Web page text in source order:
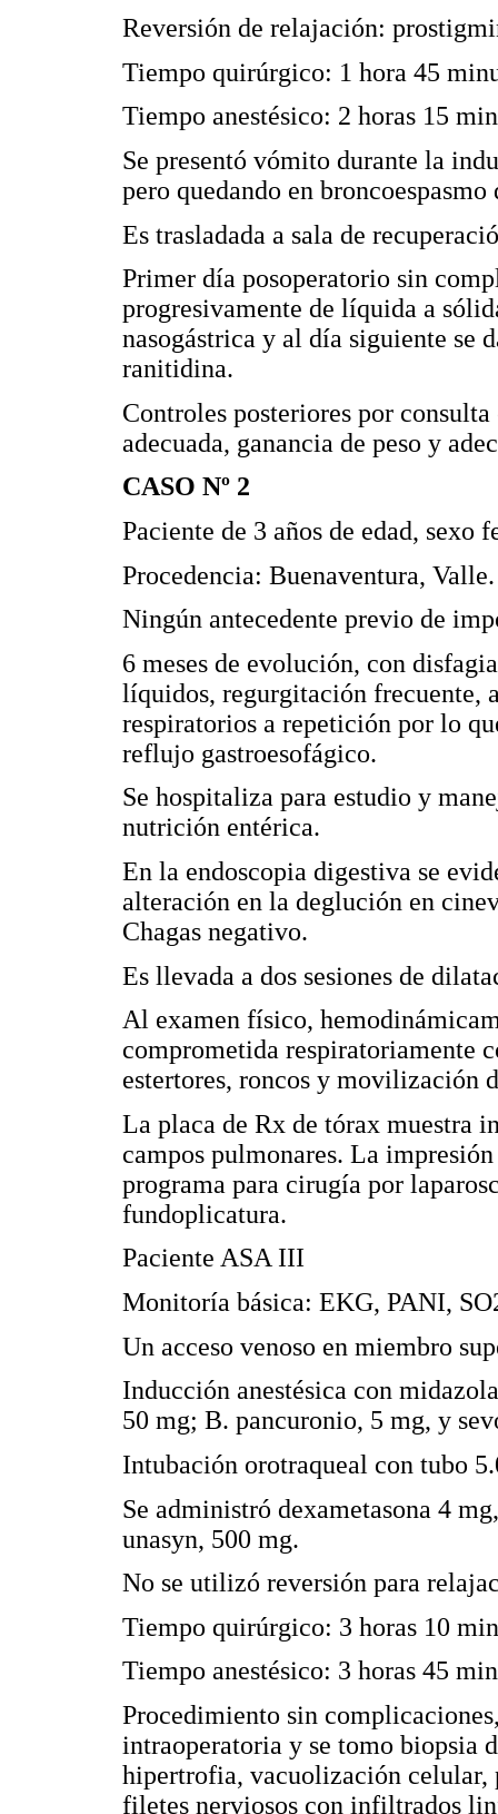
Reversión de relajación:
Tiempo quirúrgico: 1 hora 45
Tiempo anestésico: 2 horas 15
Se presentó vómito durante la
pero quedando en
Es trasladada a sala de
Primer día posoperatorio sin
progresivamente de líquida a
nasogástrica y al día siguiente se
ranitidina.
Controles posteriores por
adecuada, ganancia de peso y
CASO Nº 2
Paciente de 3 años de edad, sexo
Procedencia: Buenaventura, Valle.
Ningún antecedente previo de
6 meses de evolución, con
líquidos, regurgitación frecuente,
respiratorios a repetición por lo
reflujo gastroesofágico.
Se hospitaliza para estudio y
nutrición entérica.
En la endoscopia digestiva se
alteración en la deglución en
Chagas negativo.
Es llevada a dos sesiones de
Al examen físico,
comprometida respiratoriamente
estertores, roncos y movilización
La placa de Rx de tórax muestra
campos pulmonares. La
programa para cirugía por
fundoplicatura.
Paciente ASA III
Monitoría básica: EKG, PANI,
Un acceso venoso en miembro
Inducción anestésica con
50 mg; B. pancuronio, 5 mg, y
Intubación orotraqueal con tubo
Se administró dexametasona 4
unasyn, 500 mg.
No se utilizó reversión para
Tiempo quirúrgico: 3 horas 10
Tiempo anestésico: 3 horas 45
Procedimiento sin
intraoperatoria y se tomo biopsia
hipertrofia, vacuolización celular,
filetes nerviosos con infiltrados